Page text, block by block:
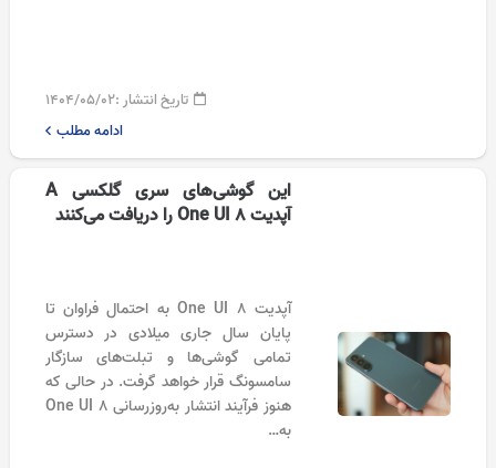
تاریخ انتشار :۱۴۰۴/۰۵/۰۲
ادامه مطلب
این گوشی‌های سری گلکسی A
آپدیت One UI 8 را دریافت می‌کنند
آپدیت One UI 8 به احتمال فراوان تا
پایان سال جاری میلادی در دسترس
تمامی گوشی‌ها و تبلت‌های سازگار
سامسونگ قرار خواهد گرفت. در حالی که
هنوز فرآیند انتشار به‌روزرسانی One UI 8
به…